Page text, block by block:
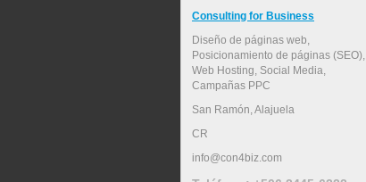
Consulting for Business
Diseño de páginas web,
Posicionamiento de páginas (SEO),
Web Hosting, Social Media,
Campañas PPC
San Ramón,Alajuela
CR
info@con4biz.com